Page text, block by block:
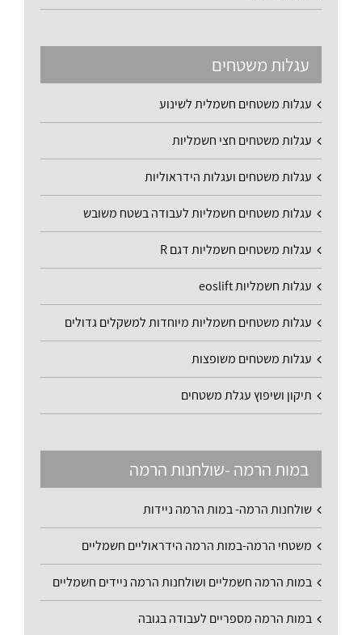
עגלות משטחים
עגלות משטחים חשמלית לשינוע
עגלות משטחים חצי חשמליות
עגלות משטחים ועגלות הידראוליות
עגלות משטחים חשמליות לעבודה בשטח משובש
עגלות משטחים חשמליות דגם R
עגלות חשמליות eoslift
עגלות משטחים חשמליות מיוחדות למשקלים גדולים
עגלות משטחים משופצות
תיקון ושיפוץ עגלת משטחים
במות הרמה -שולחנות הרמה
שולחנות הרמה- במות הרמה ניידות
משטחי הרמה-במות הרמה הידראוליים חשמליים
במות הרמה חשמליים ושולחנות הרמה ניידים חשמליים
במות הרמה מספריים לעבודה בגובה